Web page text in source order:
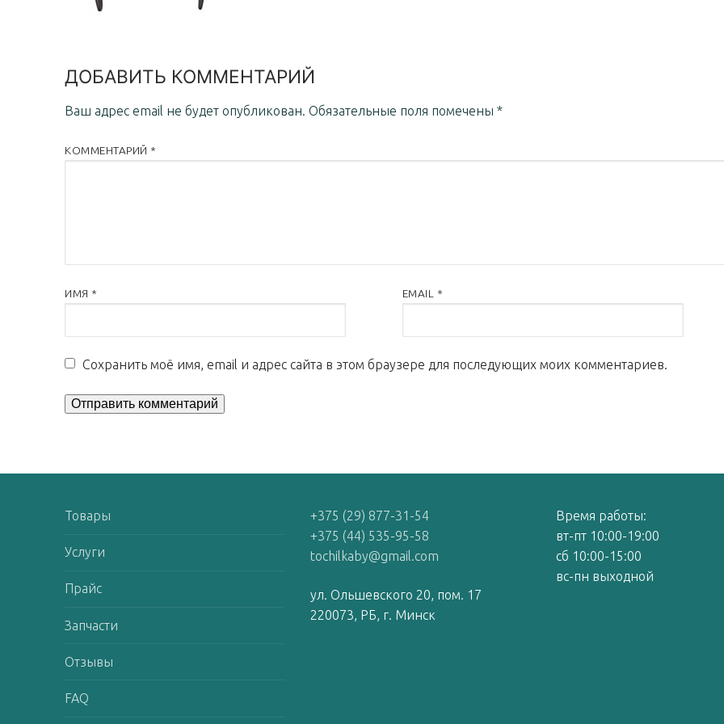
ДОБАВИТЬ КОММЕНТАРИЙ
Ваш адрес email не будет опубликован. Обязательные поля помечены *
КОММЕНТАРИЙ *
ИМЯ * EMAIL *
Сохранить моё имя, email и адрес сайта в этом браузере для последующих моих комментариев.
Товары
Услуги
Прайс
Запчасти
Отзывы
FAQ
+375 (29) 877-31-54
+375 (44) 535-95-58
tochilkaby@gmail.com
ул. Ольшевского 20, пом. 17
220073, РБ, г. Минск
Время работы:
вт-пт 10:00-19:00
сб 10:00-15:00
вс-пн выходной